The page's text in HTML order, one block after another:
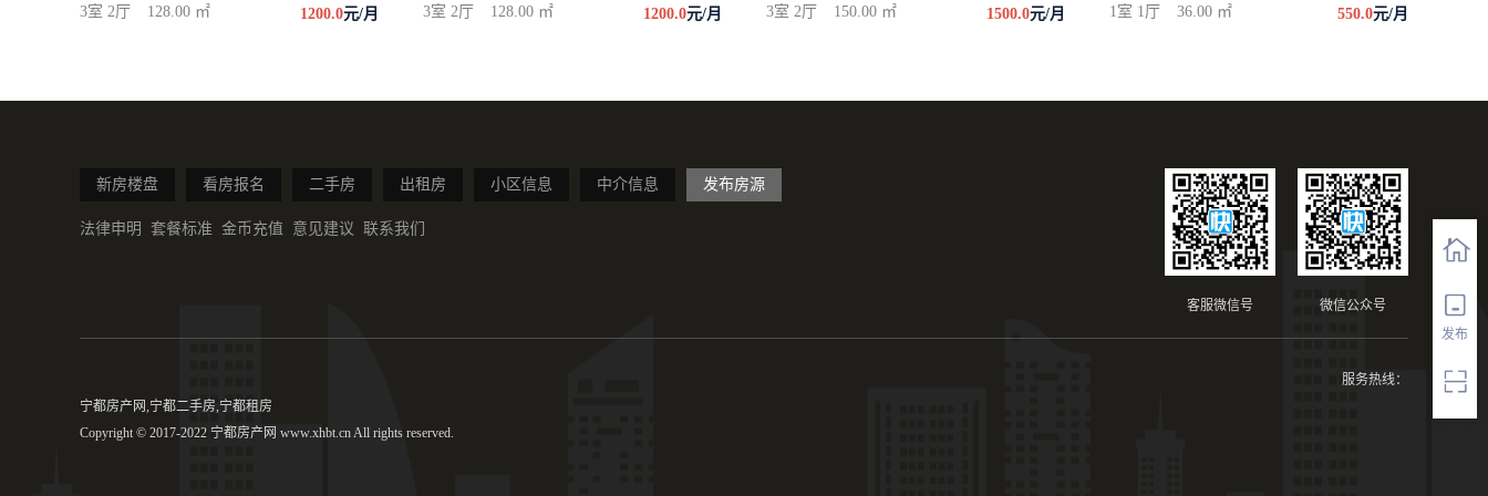
发布
3室 2厅 128.00 ㎡ 1200.0元/月 3室 2厅 128.00 ㎡ 1200.0元/月 3室 2厅 150.00 ㎡ 1500.0元/月 1室 1厅 36.00 ㎡ 550.0元/月
新房楼盘 看房报名 二手房 出租房 小区信息 中介信息 发布房源
法律申明 套餐标准 金币充值 意见建议 联系我们
微信公众号
客服微信号
服务热线：
宁都房产网,宁都二手房,宁都租房
Copyright © 2017-2022 宁都房产网 www.xhbt.cn All rights reserved.